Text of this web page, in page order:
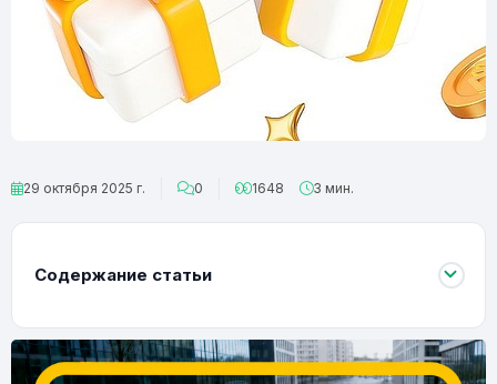
29 октября 2025 г. 0 1648 3 мин.
Содержание статьи